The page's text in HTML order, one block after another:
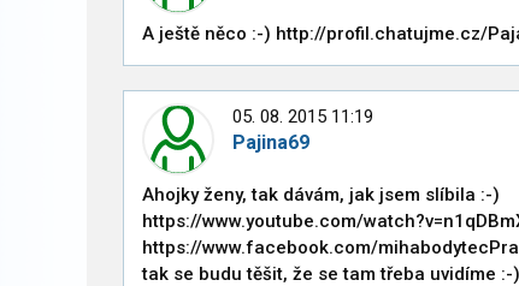
A ještě něco :-) http://profil.chatujme.cz/
05. 08. 2015 11:19
Pajina69
Ahojky ženy, tak dávám, jak jsem slíbila :-)
https://www.youtube.com/
https://www.facebook.com/
tak se budu těšit, že se tam třeba uvidíme :-)